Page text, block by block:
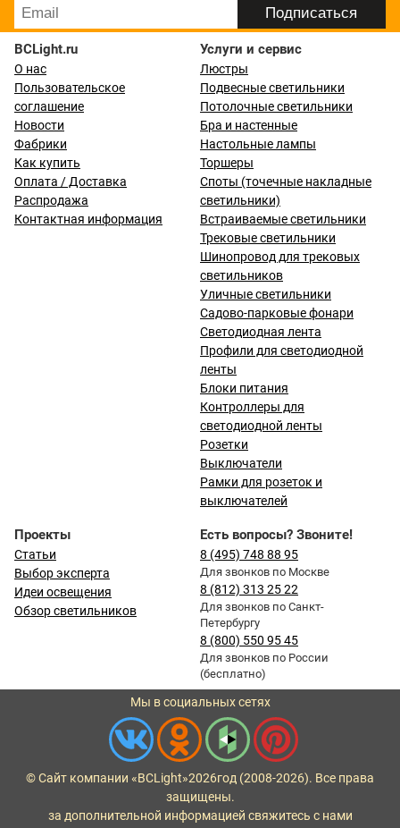
BCLight.ru
О нас
Пользовательское
соглашение
Новости
Фабрики
Как купить
Оплата / Доставка
Распродажа
Контактная информация
Услуги и сервис
Люстры
Подвесные светильники
Потолочные светильники
Бра и настенные
Настольные лампы
Торшеры
Споты (точечные накладные
светильники)
Встраиваемые светильники
Трековые светильники
Шинопровод для трековых
светильников
Уличные светильники
Садово-парковые фонари
Светодиодная лента
Профили для светодиодной
ленты
Блоки питания
Контроллеры для
светодиодной ленты
Розетки
Выключатели
Рамки для розеток и
выключателей
Проекты
Статьи
Выбор эксперта
Идеи освещения
Обзор светильников
Есть вопросы? Звоните!
8 (495) 748 88 95
Для звонков по Москве
8 (812) 313 25 22
Для звонков по Санкт-
Петербургу
8 (800) 550 95 45
Для звонков по России
(бесплатно)
Мы в социальных сетях
© Сайт компании «BCLight»2026год (2008-2026). Все права
защищены.
за дополнительной информацией свяжитесь с нами